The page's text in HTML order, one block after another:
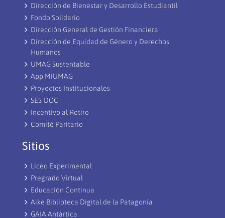
Dirección de Bienestar y Desarrollo Estudiantil
Fondo Solidario
Dirección General de Gestión Financiera
Dirección de Equidad de Género y Derechos
Humanos
UMAG Sustentable
App MiUMAG
Proyectos Institucionales
SES-DOC
Incentivo al Retiro
Comité Paritario
Sitios
Liceo Experimental
Pregrado Virtual
Educación Continua
Aike Biblioteca Digital de la Patagonia
GAIA Antártica